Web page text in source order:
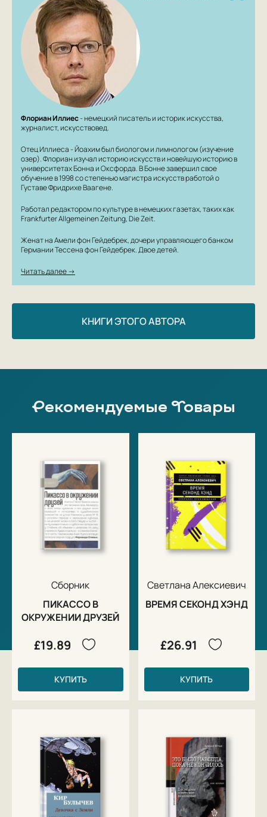
Флориан Иллиес- немецкий писатель и историк искусства,
журналист, искусствовед.
Отец Иллиеса - Йоахим был биологом и лимнологом (изучение
озер). Флориан изучал историю искусств и новейшую историю в
университетах Бонна и Оксфорда. В Бонне завершил свое
обучение в 1998 со степенью магистра искусств работой о
Густаве Фридрихе Ваагене.
Работал редактором по культуре в немецких газетах, таких как
Frankfurter Allgemeinen Zeitung, Die Zeit.
Женат на Амели фон Гейдебрек, дочери управляющего банком
Германии Тессена фон Гейдебрек. Двое детей.
Читать далее →
КНИГИ ЭТОГО АВТОРА
Рекомендуемые Товары
Сборник
ПИКАССО В
ОКРУЖЕНИИ ДРУЗЕЙ
£19.89
КУПИТЬ
Светлана Алексиевич
ВРЕМЯ СЕКОНД ХЭНД
£26.91
КУПИТЬ